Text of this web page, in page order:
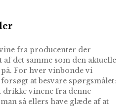
fra producenter der
det samme som den aktuelle
For hver vinbonde vi
at besvare spørgsmålet:
drikke vinene fra denne
så ellers have glæde af at